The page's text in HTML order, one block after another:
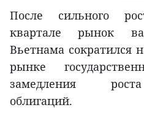
После сильного
квартале рынок
Вьетнама сократился
рынке
замедления
облигаций.